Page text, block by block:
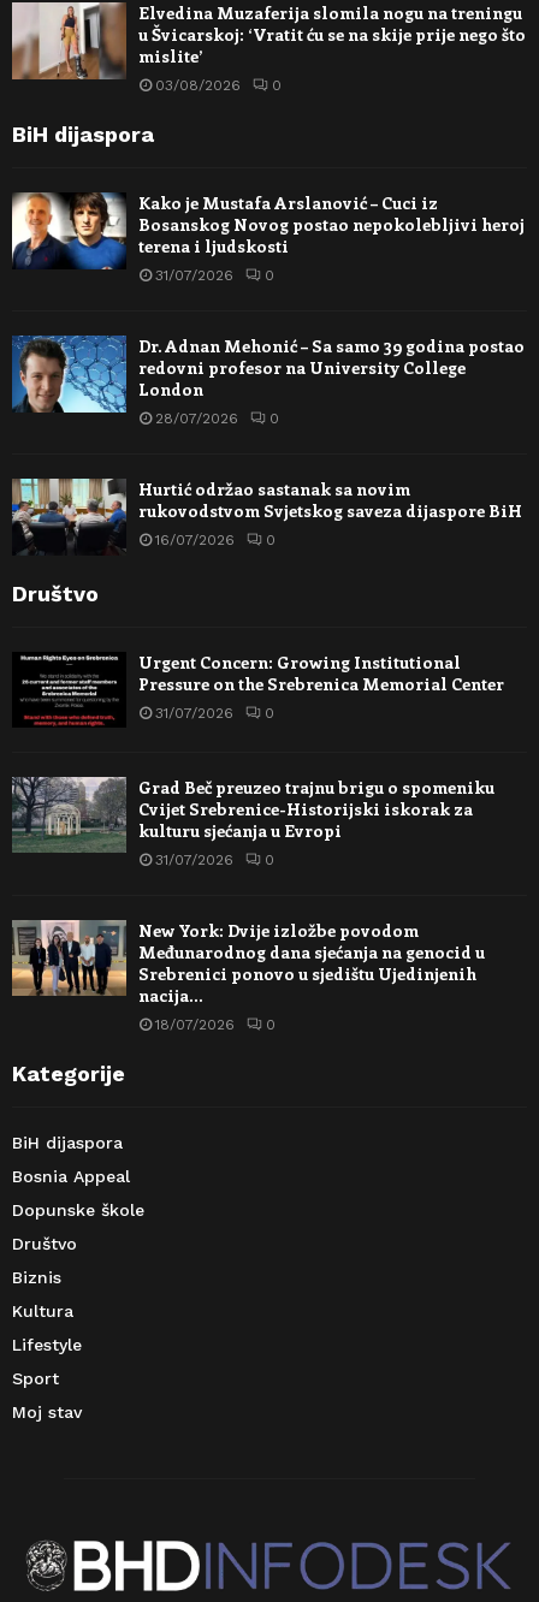
Elvedina Muzaferija slomila nogu na treningu
u Švicarskoj: ‘Vratit ću se na skije prije nego što
mislite’
03/08/2026 0
BiH dijaspora
Kako je Mustafa Arslanović – Cuci iz
Bosanskog Novog postao nepokolebljivi heroj
terena i ljudskosti
31/07/2026 0
Dr. Adnan Mehonić – Sa samo 39 godina postao
redovni profesor na University College
London
28/07/2026 0
Hurtić održao sastanak sa novim
rukovodstvom Svjetskog saveza dijaspore BiH
16/07/2026 0
Društvo
Urgent Concern: Growing Institutional
Pressure on the Srebrenica Memorial Center
31/07/2026 0
Grad Beč preuzeo trajnu brigu o spomeniku
Cvijet Srebrenice-Historijski iskorak za
kulturu sjećanja u Evropi
31/07/2026 0
New York: Dvije izložbe povodom
Međunarodnog dana sjećanja na genocid u
Srebrenici ponovo u sjedištu Ujedinjenih
nacija…
18/07/2026 0
Kategorije
BiH dijaspora
Bosnia Appeal
Dopunske škole
Društvo
Biznis
Kultura
Lifestyle
Sport
Moj stav